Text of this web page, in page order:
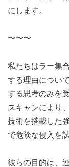
にします。
〜〜〜
私たちはラー集
する理由につい
する思考のみを
スキャンにより
技術を搭載した
で危険な侵入を
彼らの目的は、